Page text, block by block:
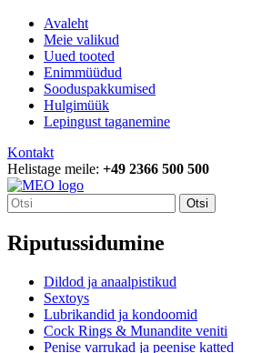
Avaleht
Meie valikud
Uued tooted
Enimmüüdud
Sooduspakkumised
Hulgimüük
Lepingust taganemine
Kontakt
Helistage meile: +49 2366 500 500
Otsi
Riputussidumine
Dildod ja anaalpistikud
Sextoys
Lubrikandid ja kondoomid
Cock Rings & Munandite veniti
Penise varrukad ja peenise katted